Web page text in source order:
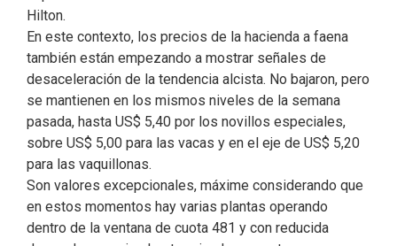
Hilton.
En este contexto, los precios de la hacienda a faena
también están empezando a mostrar señales de
desaceleración de la tendencia alcista. No bajaron, pero
se mantienen en los mismos niveles de la semana
pasada, hasta US$ 5,40 por los novillos especiales,
sobre US$ 5,00 para las vacas y en el eje de US$ 5,20
para las vaquillonas.
Son valores excepcionales, máxime considerando que
en estos momentos hay varias plantas operando
dentro de la ventana de cuota 481 y con reducida